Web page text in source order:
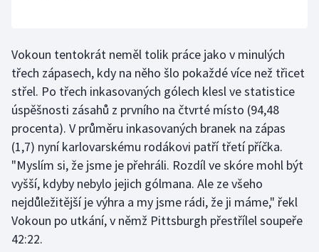
Ragby
Rychlobruslení
Rychlostní kanoistika
Short track
Sportovní střelba
Stolní tenis
Vokoun tentokrát neměl tolik práce jako v minulých
třech zápasech, kdy na něho šlo pokaždé více než třicet
střel. Po třech inkasovaných gólech klesl ve statistice
úspěšnosti zásahů z prvního na čtvrté místo (94,48
procenta). V průměru inkasovaných branek na zápas
(1,7) nyní karlovarskému rodákovi patří třetí příčka.
"Myslím si, že jsme je přehráli. Rozdíl ve skóre mohl být
vyšší, kdyby nebylo jejich gólmana. Ale ze všeho
nejdůležitější je výhra a my jsme rádi, že ji máme," řekl
Vokoun po utkání, v němž Pittsburgh přestřílel soupeře
42:22.